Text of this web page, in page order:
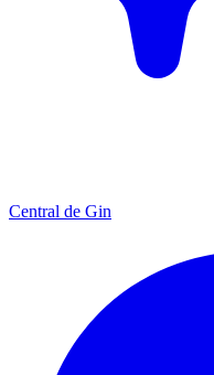
Central de Gin